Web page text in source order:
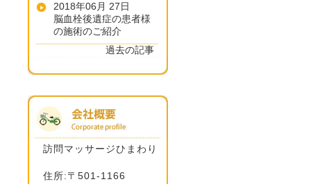
2018年06月 27日
脳血栓後遺症の患者様
の施術のご紹介
過去の記事
訪問マッサージひまわり
住所:〒501-1166